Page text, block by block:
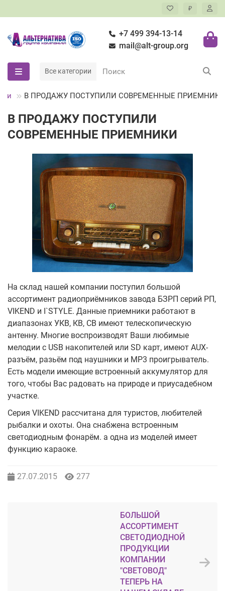
₽
+7 499 394-13-14
mail@alt-group.org
Все категории
В ПРОДАЖУ ПОСТУПИЛИ СОВРЕМЕННЫЕ ПРИЕМНИКИ
В ПРОДАЖУ ПОСТУПИЛИ
СОВРЕМЕННЫЕ ПРИЕМНИКИ
На склад нашей компании поступил большой
ассортимент радиоприёмников завода БЗРП серий РП,
VIKEND и I`STYLE. Данные приемники работают в
диапазонах УКВ, КВ, СВ имеют телескопическую
антенну. Многие воспроизводят Ваши любимые
мелодии с USB накопителей или SD карт, имеют AUX-
разъём, разьём под наушники и МР3 проигрыватель.
Есть модели имеющие встроенный аккумулятор для
того, чтобы Вас радовать на природе и приусадебном
участке.
Серия VIKEND рассчитана для туристов, любителей
рыбалки и охоты. Она снабжена встроенным
светодиодным фонарём. а одна из моделей имеет
функцию караоке.
27.07.2015 277
БОЛЬШОЙ
АССОРТИМЕНТ
СВЕТОДИОДНОЙ
ПРОДУКЦИИ
КОМПАНИИ
"СВЕТОВОД"
ТЕПЕРЬ НА